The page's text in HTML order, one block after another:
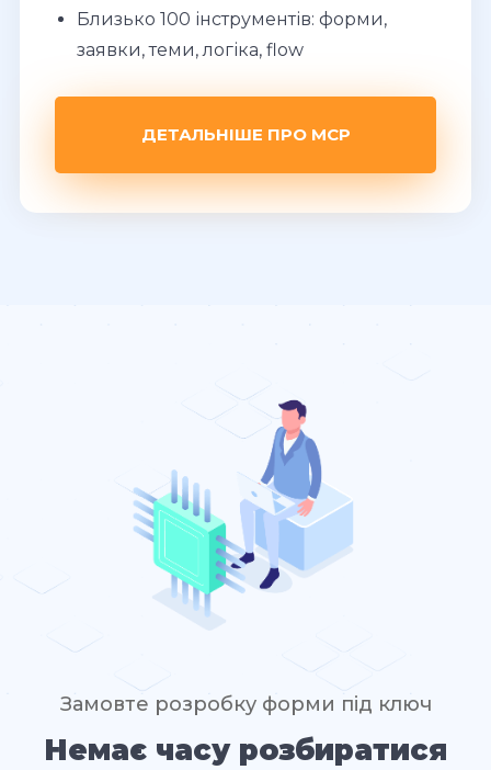
Близько 100 інструментів: форми,
заявки, теми, логіка, flow
ДЕТАЛЬНІШЕ ПРО MCP
Замовте розробку форми під ключ
Немає часу розбиратися